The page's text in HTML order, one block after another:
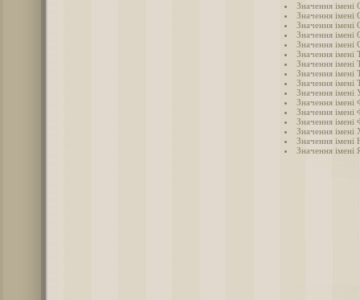
Значення імені
Значення імені
Значення імені
Значення імені
Значення імені
Значення імені
Значення імені
Значення імені
Значення імені
Значення імені
Значення імені
Значення імені
Значення імені
Значення імені
Значення імені
Значення імені